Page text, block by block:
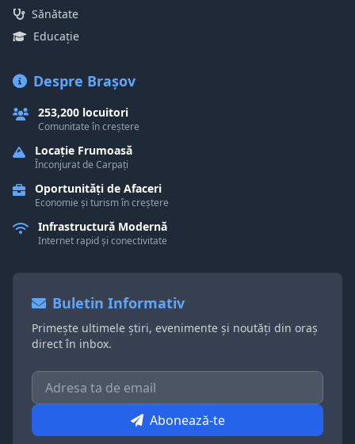
Sănătate
Educație
Despre Brașov
253,200 locuitori
Comunitate în creștere
Locație Frumoasă
Înconjurat de Carpați
Oportunități de Afaceri
Economie și turism în creștere
Infrastructură Modernă
Internet rapid și conectivitate
Buletin Informativ
Primește ultimele știri, evenimente și noutăți din oraș
direct în inbox.
Abonează-te